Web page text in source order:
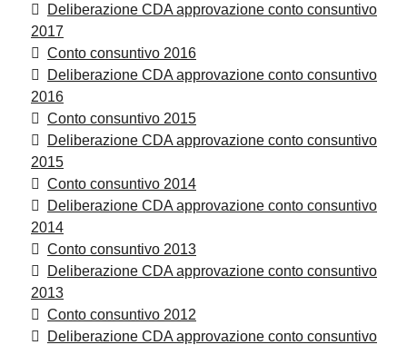
Deliberazione CDA approvazione conto consuntivo
2017
Conto consuntivo 2016
Deliberazione CDA approvazione conto consuntivo
2016
Conto consuntivo 2015
Deliberazione CDA approvazione conto consuntivo
2015
Conto consuntivo 2014
Deliberazione CDA approvazione conto consuntivo
2014
Conto consuntivo 2013
Deliberazione CDA approvazione conto consuntivo
2013
Conto consuntivo 2012
Deliberazione CDA approvazione conto consuntivo